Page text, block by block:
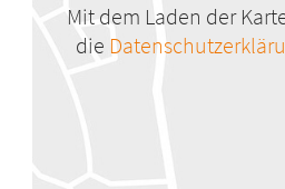
Mit dem Laden der
die